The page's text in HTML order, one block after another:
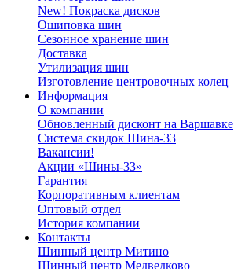
New! Покраска дисков
Ошиповка шин
Сезонное хранение шин
Доставка
Утилизация шин
Изготовление центровочных колец
Информация
О компании
Обновленный дисконт на Варшавке
Система скидок Шина-33
Вакансии!
Акции «Шины-33»
Гарантия
Корпоративным клиентам
Оптовый отдел
История компании
Контакты
Шинный центр Митино
Шинный центр Медведково